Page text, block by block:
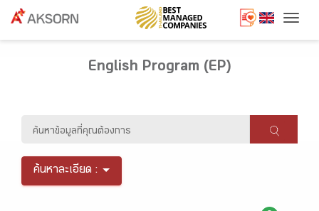
English Program (EP)
ค้นหาละเอียด :